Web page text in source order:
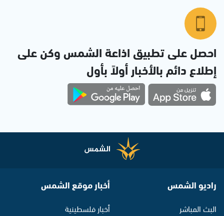
احصل على تطبيق اذاعة الشمس وكن على
إطلاع دائم بالأخبار أولاً بأول
راديو الشمس
البث المباشر
أخبار موقع الشمس
أخبار فلسطينية